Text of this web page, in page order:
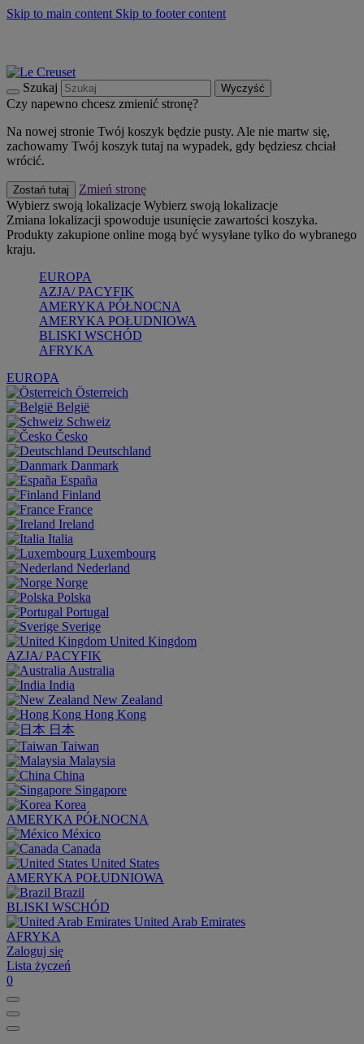
Skip to main content Skip to footer content
Szukaj Wyczyść
Czy napewno chcesz zmienić stronę?
Na nowej stronie Twój koszyk będzie pusty. Ale nie martw się,
zachowamy Twój koszyk tutaj na wypadek, gdy będziesz chciał
wrócić.
Zostań tutaj
Zmień stronę
Wybierz swoją lokalizacje Wybierz swoją lokalizacje
Zmiana lokalizacji spowoduje usunięcie zawartości koszyka.
Produkty zakupione online mogą być wysyłane tylko do wybranego
kraju.
EUROPA
AZJA/ PACYFIK
AMERYKA PÓŁNOCNA
AMERYKA POŁUDNIOWA
BLISKI WSCHÓD
AFRYKA
EUROPA
Österreich
België
Schweiz
Česko
Deutschland
Danmark
España
Finland
France
Ireland
Italia
Luxembourg
Nederland
Norge
Polska
Portugal
Sverige
United Kingdom
AZJA/ PACYFIK
Australia
India
New Zealand
Hong Kong
日本
Taiwan
Malaysia
China
Singapore
Korea
AMERYKA PÓŁNOCNA
México
Canada
United States
AMERYKA POŁUDNIOWA
Brazil
BLISKI WSCHÓD
United Arab Emirates
AFRYKA
Zaloguj się
Lista życzeń
0